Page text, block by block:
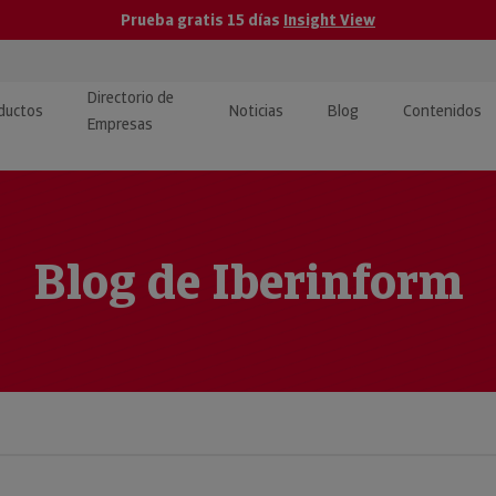
Prueba gratis 15 días Insight View
· Integración de Datos para
Directorio de
Empresas
Noticias Blog Contenidos
Económico
Pública
Blog de Iberinform